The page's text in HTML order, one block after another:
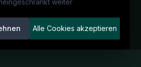
weiter
Alle Cookies akzeptieren
der